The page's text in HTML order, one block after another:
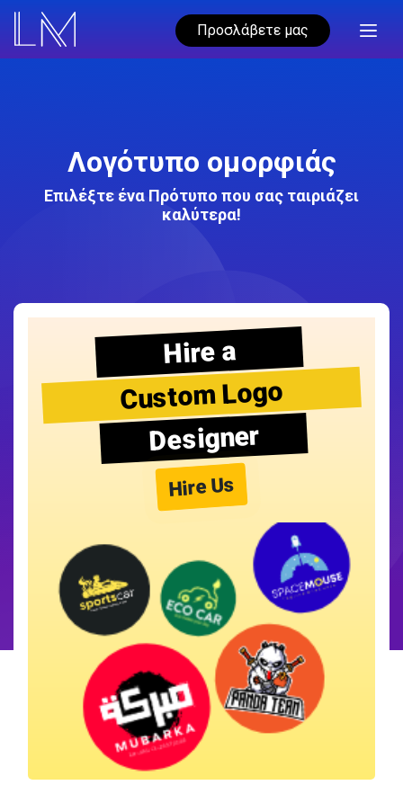
Προσλάβετε μας
Λογότυπο ομορφιάς
Επιλέξτε ένα Πρότυπο που σας ταιριάζει
καλύτερα!
Hire a
Custom Logo
Designer
Hire Us